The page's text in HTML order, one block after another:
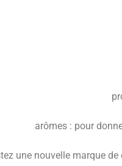
arômes : pour
une nouvelle marque